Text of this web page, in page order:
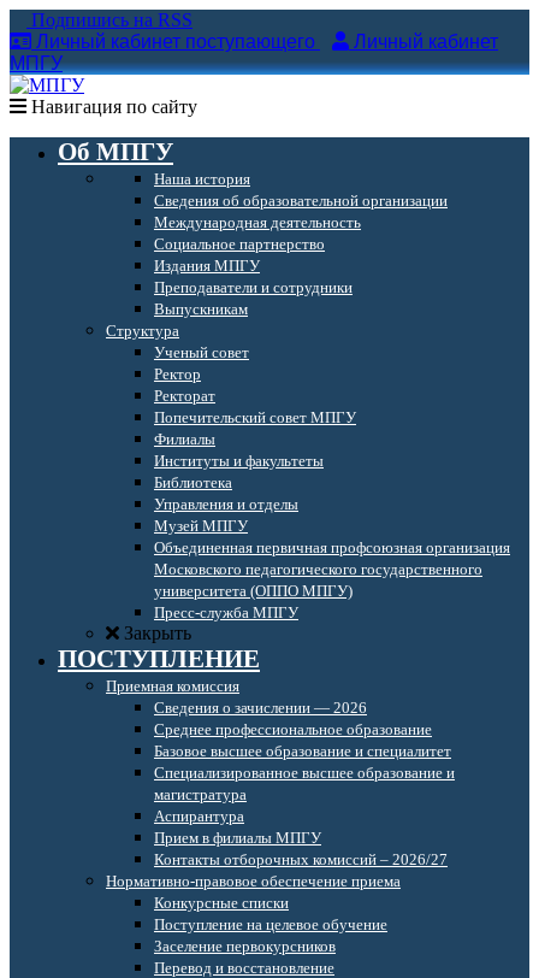
Подпишись на RSS
Личный кабинет поступающего
Личный кабинет
МПГУ
Навигация по сайту
Об МПГУ
Наша история
Сведения об образовательной организации
Международная деятельность
Социальное партнерство
Издания МПГУ
Преподаватели и сотрудники
Выпускникам
Структура
Ученый совет
Ректор
Ректорат
Попечительский совет МПГУ
Филиалы
Институты и факультеты
Библиотека
Управления и отделы
Музей МПГУ
Объединенная первичная профсоюзная организация
Московского педагогического государственного
университета (ОППО МПГУ)
Пресс-служба МПГУ
Закрыть
ПОСТУПЛЕНИЕ
Приемная комиссия
Сведения о зачислении — 2026
Среднее профессиональное образование
Базовое высшее образование и специалитет
Специализированное высшее образование и
магистратура
Аспирантура
Прием в филиалы МПГУ
Контакты отборочных комиссий – 2026/27
Нормативно-правовое обеспечение приема
Конкурсные списки
Поступление на целевое обучение
Заселение первокурсников
Перевод и восстановление